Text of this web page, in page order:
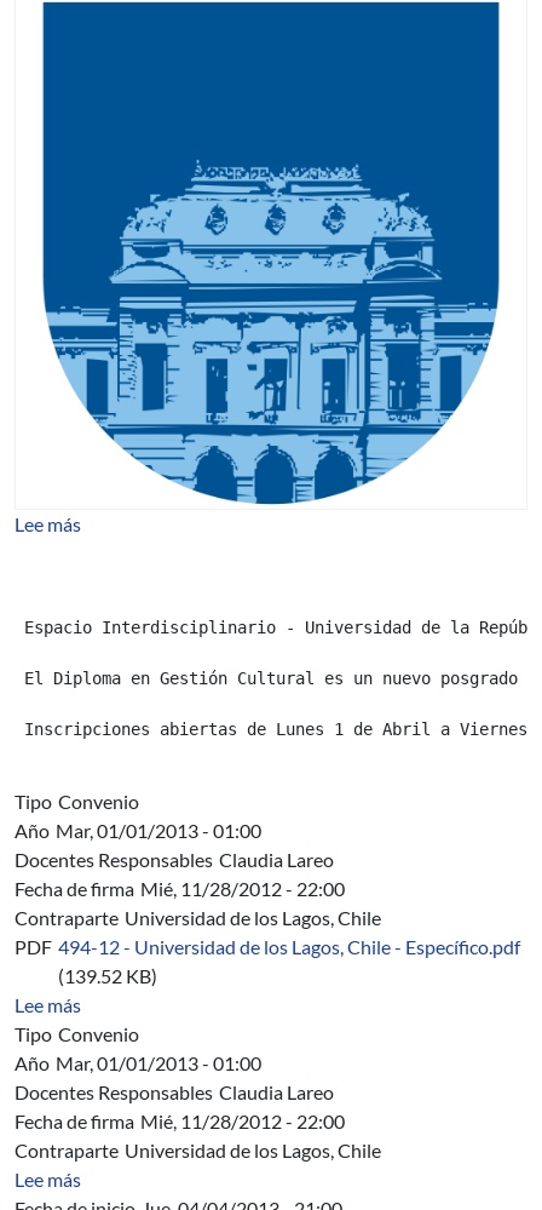
Lee más
Espacio Interdisciplinario - Universidad de la
El Diploma en Gestión Cultural es un nuevo
Inscripciones abiertas de Lunes 1 de Abril a Viernes
Tipo Convenio
Año Mar, 01/01/2013 - 01:00
Docentes Responsables Claudia Lareo
Fecha de firma Mié, 11/28/2012 - 22:00
Contraparte Universidad de los Lagos, Chile
PDF 494-12 - Universidad de los Lagos, Chile - Específico.pdf
(139.52 KB)
Lee más
Tipo Convenio
Año Mar, 01/01/2013 - 01:00
Docentes Responsables Claudia Lareo
Fecha de firma Mié, 11/28/2012 - 22:00
Contraparte Universidad de los Lagos, Chile
Lee más